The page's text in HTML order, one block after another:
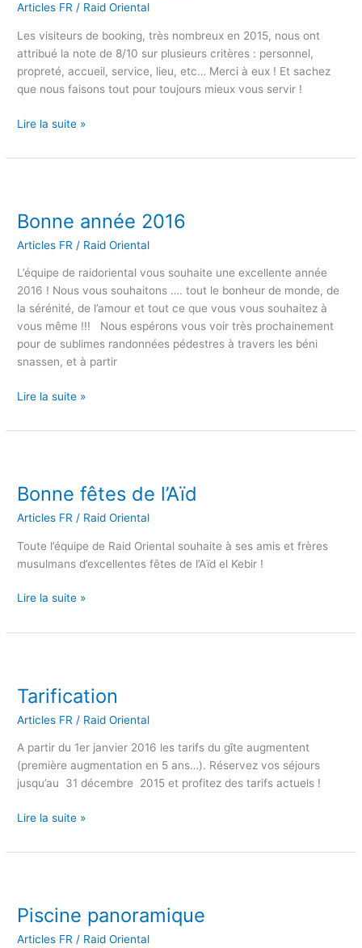
Articles FR / Raid Oriental
Les visiteurs de booking, très nombreux en 2015, nous ont
attribué la note de 8/10 sur plusieurs critères : personnel,
propreté, accueil, service, lieu, etc… Merci à eux ! Et sachez
que nous faisons tout pour toujours mieux vous servir !
Lire la suite »
Bonne année 2016
Articles FR / Raid Oriental
L’équipe de raidoriental vous souhaite une excellente année
2016 ! Nous vous souhaitons …. tout le bonheur de monde, de
la sérénité, de l’amour et tout ce que vous vous souhaitez à
vous même !!! Nous espérons vous voir très prochainement
pour de sublimes randonnées pédestres à travers les béni
snassen, et à partir
2016
Lire la suite »
Bonne fêtes de l’Aïd
Articles FR / Raid Oriental
Toute l’équipe de Raid Oriental souhaite à ses amis et frères
musulmans d’excellentes fêtes de l’Aïd el Kebir !
de
Lire la suite »
Tarification
Articles FR / Raid Oriental
A partir du 1er janvier 2016 les tarifs du gîte augmentent
(première augmentation en 5 ans…). Réservez vos séjours
jusqu’au 31 décembre 2015 et profitez des tarifs actuels !
Lire la suite »
Piscine panoramique
Articles FR / Raid Oriental